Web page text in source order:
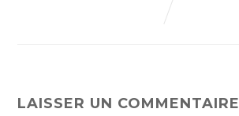
LAISSER UN COMMENTAIRE